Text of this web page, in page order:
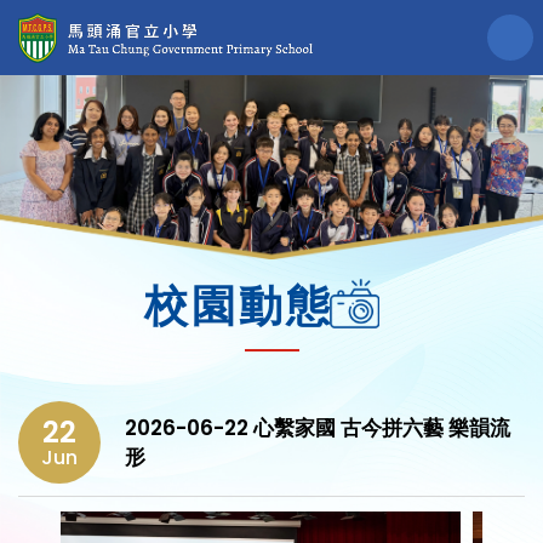
校園動態
22
Jun
2026-06-22 心繫家國 古今拼六藝 樂韻流
形